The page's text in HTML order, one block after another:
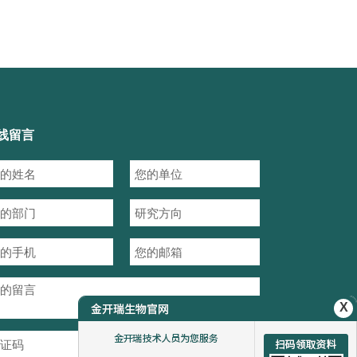
留言
X